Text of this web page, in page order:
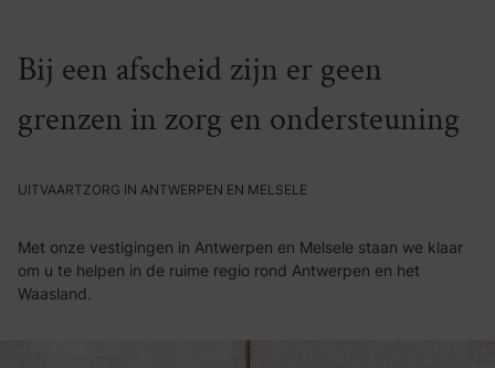
UITVAARTZORG IN ANTWERPEN EN MELSELE
Bij een afscheid zijn er geen
grenzen in zorg en ondersteuning
Met onze vestigingen in Antwerpen en Melsele staan we klaar
om u te helpen in de ruime regio rond Antwerpen en het
Waasland.